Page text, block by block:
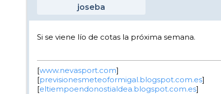
joseba
Si se viene lío de cotas la próxima semana.
[www.nevasport.com]
[previsionesmeteoformigal.blogspot.com.es]
[eltiempoendonostialdea.blogspot.com.es]